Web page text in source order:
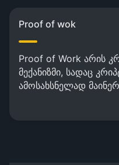
Proof of wok
Proof of Work არის
მექანიზმი, სადაც
ამოსახსნელად